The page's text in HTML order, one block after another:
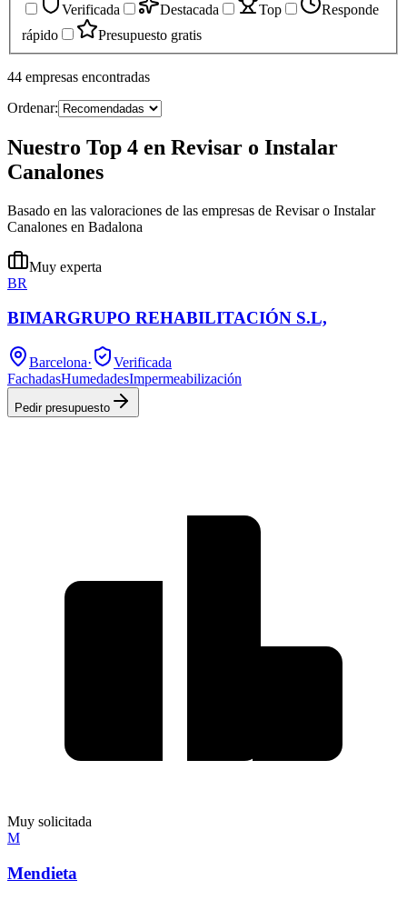
Verificada
Destacada Top
Responde
rápido
Presupuesto gratis
44 empresas encontradas
Ordenar:
Nuestro Top 4 en Revisar o Instalar
Canalones
Basado en las valoraciones de las empresas de Revisar o Instalar
Canalones en Badalona
Muy experta
BR
BIMARGRUPO REHABILITACIÓN S.L,
Barcelona·
Verificada
FachadasHumedadesImpermeabilización
Pedir presupuesto
Muy solicitada
M
Mendieta